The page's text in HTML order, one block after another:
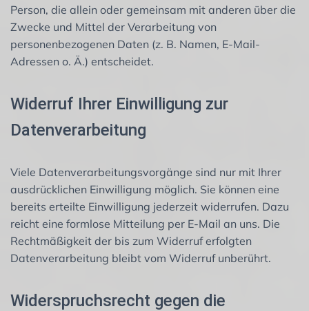
Person, die allein oder gemeinsam mit anderen über die
Zwecke und Mittel der Verarbeitung von
personenbezogenen Daten (z. B. Namen, E-Mail-
Adressen o. Ä.) entscheidet.
Widerruf Ihrer Einwilligung zur
Datenverarbeitung
Viele Datenverarbeitungsvorgänge sind nur mit Ihrer
ausdrücklichen Einwilligung möglich. Sie können eine
bereits erteilte Einwilligung jederzeit widerrufen. Dazu
reicht eine formlose Mitteilung per E-Mail an uns. Die
Rechtmäßigkeit der bis zum Widerruf erfolgten
Datenverarbeitung bleibt vom Widerruf unberührt.
Widerspruchsrecht gegen die